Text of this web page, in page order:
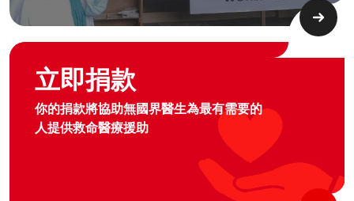
立即捐款
你的捐款將協助無國界醫生為最有需要的
人提供救命醫療援助
Graphic of hand with heart logo